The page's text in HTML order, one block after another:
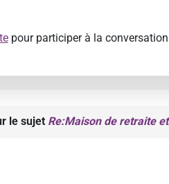
pour participer à la
le sujet Re:Maison de retraite